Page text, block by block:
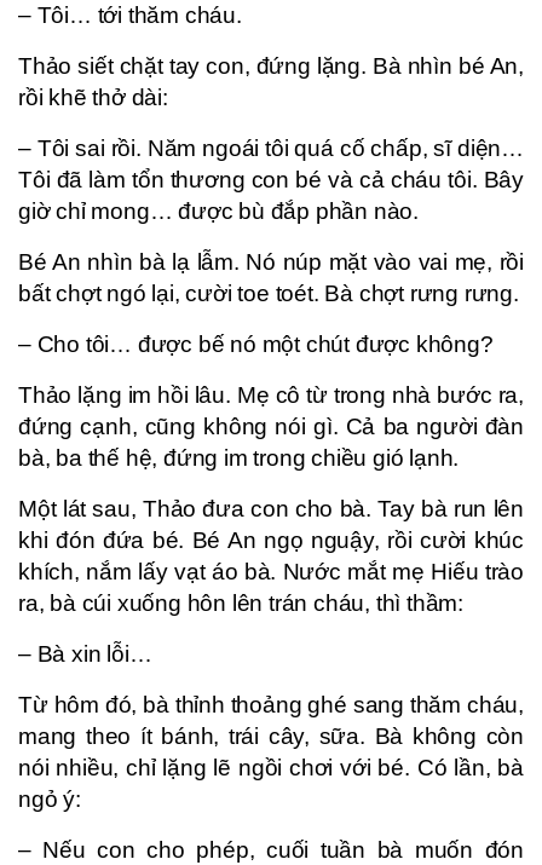
– Tôi… tới thăm cháu.
Thảo siết chặt tay con, đứng lặng. Bà nhìn bé An,
rồi khẽ thở dài:
– Tôi sai rồi. Năm ngoái tôi quá cố chấp, sĩ diện…
Tôi đã làm tổn thương con bé và cả cháu tôi. Bây
giờ chỉ mong… được bù đắp phần nào.
Bé An nhìn bà lạ lẫm. Nó núp mặt vào vai mẹ, rồi
bất chợt ngó lại, cười toe toét. Bà chợt rưng rưng.
– Cho tôi… được bế nó một chút được không?
Thảo lặng im hồi lâu. Mẹ cô từ trong nhà bước ra,
đứng cạnh, cũng không nói gì. Cả ba người đàn
bà, ba thế hệ, đứng im trong chiều gió lạnh.
Một lát sau, Thảo đưa con cho bà. Tay bà run lên
khi đón đứa bé. Bé An ngọ nguậy, rồi cười khúc
khích, nắm lấy vạt áo bà. Nước mắt mẹ Hiếu trào
ra, bà cúi xuống hôn lên trán cháu, thì thầm:
– Bà xin lỗi…
Từ hôm đó, bà thỉnh thoảng ghé sang thăm cháu,
mang theo ít bánh, trái cây, sữa. Bà không còn
nói nhiều, chỉ lặng lẽ ngồi chơi với bé. Có lần, bà
ngỏ ý:
– Nếu con cho phép, cuối tuần bà muốn đón